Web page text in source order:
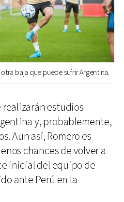
baja que puede sufrir Argentina.
realizarán estudios
y, probablemente,
Aun así, Romero es
chances de volver a
inicial del equipo de
ante Perú en la